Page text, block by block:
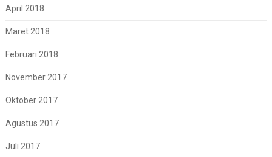
April 2018
Maret 2018
Februari 2018
November 2017
Oktober 2017
Agustus 2017
Juli 2017